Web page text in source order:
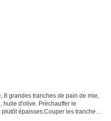
8 grandes tranches de pain de mie,
huile d'olive. Préchauffer le
épaisses.Couper les tranches